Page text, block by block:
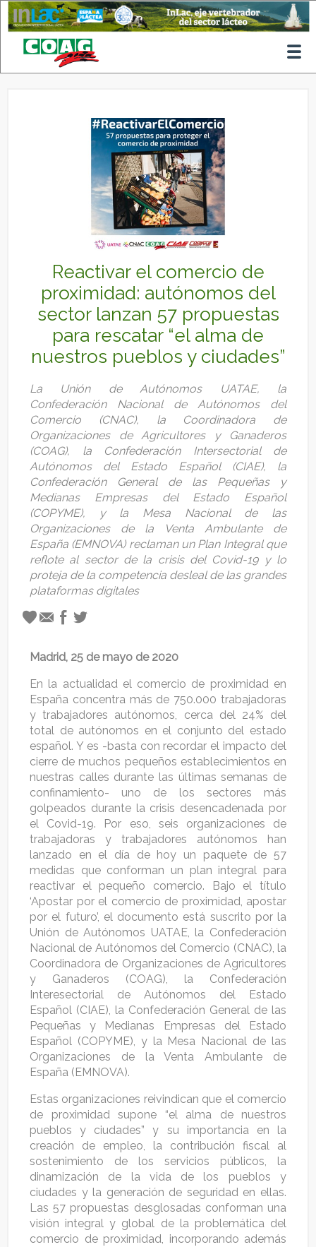
Reactivar el comercio de
proximidad: autónomos del
sector lanzan 57 propuestas
para rescatar “el alma de
nuestros pueblos y ciudades”
La Unión de Autónomos UATAE, la
Confederación Nacional de Autónomos del
Comercio (CNAC), la Coordinadora de
Organizaciones de Agricultores y Ganaderos
(COAG), la Confederación Intersectorial de
Autónomos del Estado Español (CIAE), la
Confederación General de las Pequeñas y
Medianas Empresas del Estado Español
(COPYME), y la Mesa Nacional de las
Organizaciones de la Venta Ambulante de
España (EMNOVA) reclaman un Plan Integral que
reflote al sector de la crisis del Covid-19 y lo
proteja de la competencia desleal de las grandes
plataformas digitales
Madrid, 25 de mayo de 2020
En la actualidad el comercio de proximidad en
España concentra más de 750.000 trabajadoras
y trabajadores autónomos, cerca del 24% del
total de autónomos en el conjunto del estado
español. Y es -basta con recordar el impacto del
cierre de muchos pequeños establecimientos en
nuestras calles durante las últimas semanas de
confinamiento- uno de los sectores más
golpeados durante la crisis desencadenada por
el Covid-19. Por eso, seis organizaciones de
trabajadoras y trabajadores autónomos han
lanzado en el día de hoy un paquete de 57
medidas que conforman un plan integral para
reactivar el pequeño comercio. Bajo el título
‘Apostar por el comercio de proximidad, apostar
por el futuro’, el documento está suscrito por la
Unión de Autónomos UATAE, la Confederación
Nacional de Autónomos del Comercio (CNAC), la
Coordinadora de Organizaciones de Agricultores
y Ganaderos (COAG), la Confederación
Interesectorial de Autónomos del Estado
Español (CIAE), la Confederación General de las
Pequeñas y Medianas Empresas del Estado
Español (COPYME), y la Mesa Nacional de las
Organizaciones de la Venta Ambulante de
España (EMNOVA).
Estas organizaciones reivindican que el comercio
de proximidad supone “el alma de nuestros
pueblos y ciudades” y su importancia en la
creación de empleo, la contribución fiscal al
sostenimiento de los servicios públicos, la
dinamización de la vida de los pueblos y
ciudades y la generación de seguridad en ellas.
Las 57 propuestas desglosadas conforman una
visión integral y global de la problemática del
comercio de proximidad, incorporando además